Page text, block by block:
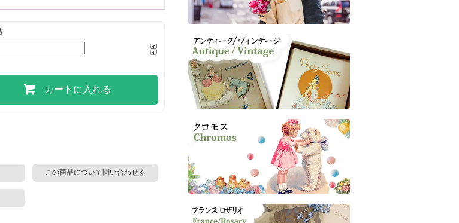
カートに入れる
この商品について問い合わせる